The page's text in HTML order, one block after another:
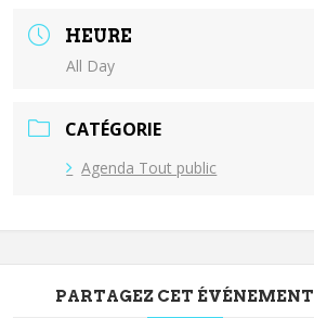
HEURE
All Day
CATÉGORIE
Agenda Tout public
PARTAGEZ CET ÉVÉNEMENT